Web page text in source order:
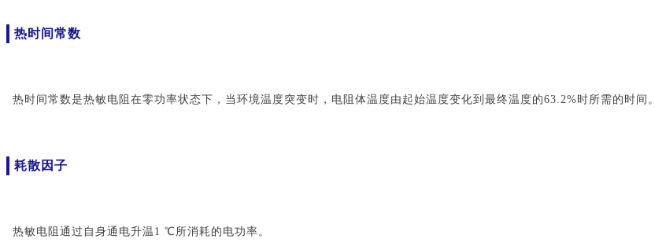
热时间常数
热时间常数是热敏电阻在零功率状态下，当环境温度突变时，电阻体温度由起始温度变化到最终温度的63.2%时所需的时间。
耗散因子
热敏电阻通过自身通电升温1 ℃所消耗的电功率。